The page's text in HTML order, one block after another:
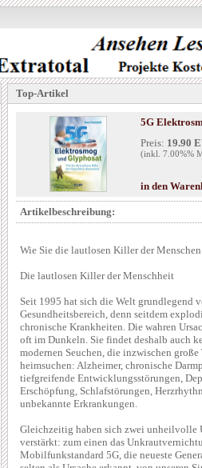
Top-Artikel
5G
Preis: 19.90
(inkl. 7.00%%
in den
Artikelbeschreibung:
Wie Sie die lautlosen Killer der
Die lautlosen Killer der Menschheit
Seit 1995 hat sich die Welt grundlegend
Gesundheitsbereich, denn seitdem
chronische Krankheiten. Die wahren
oft im Dunkeln. Sie findet deshalb auch
modernen Seuchen, die inzwischen
heimsuchen: Alzheimer, chronische
tiefgreifende Entwicklungsstörungen,
Erschöpfung, Schlafstörungen,
unbekannte Erkrankungen.
Gleichzeitig haben sich zwei unheilvolle
verstärkt: zum einen das
Mobilfunkstandard 5G, die neueste